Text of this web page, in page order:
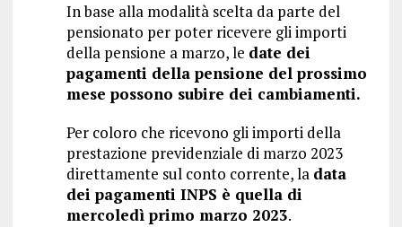
In base alla modalità scelta da parte del
pensionato per poter ricevere gli importi
della pensione a marzo, le date dei
pagamenti della pensione del prossimo
mese possono subire dei cambiamenti.
Per coloro che ricevono gli importi della
prestazione previdenziale di marzo 2023
direttamente sul conto corrente, la data
dei pagamenti INPS è quella di
mercoledì primo marzo 2023.